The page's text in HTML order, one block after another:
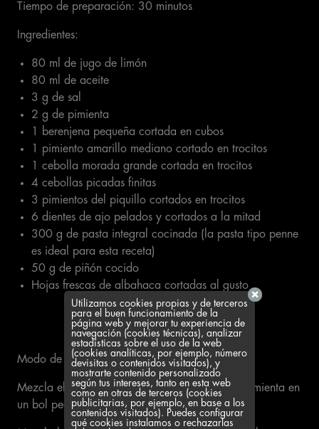
Tiempo de preparación: 30 minutos
Ingredientes:
80 ml de jugo de limón
80 ml de aceite
3 g de sal
2 g de pimienta
1 berenjena pequeña cortada en cubos
1 pimiento amarillo mediano cortado en trocitos
1 cebolla morada grande cortada en trocitos
4 cebollas picadas finitas
3 pimientos del piquillo cortados en trocitos
6 dientes de ajo pelados y cortados a la mitad
300 g de pasta integral cocinada (la pasta tipo penne
es ideal para esta receta)
50 g de piñón cocido
Hojas frescas de albahaca cortadas al gusto
Modo de preparación:
Mezcla el jugo de limón, el aceite, la sal y la pimienta en
un bol pequeño para hacer una salsa.
Utilizamos cookies propias y de terceros
para el buen funcionamiento de la
página web y mejorar tu experiencia de
navegación (cookies técnicas), analizar
estadísticas sobre el uso de la web
(cookies analíticas, por ejemplo, número
devisitas o contenidos visitados), y
mostrarte contenido personalizado
según tus intereses, tanto en esta web
como en otras de terceros (cookies
publicitarias, por ejemplo, en base a los
contenidos visitados). Puedes configurar
qué cookies instalamos o rechazarlas